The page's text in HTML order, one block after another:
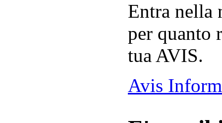
Entra nella
per quanto
tua AVIS.
Avis